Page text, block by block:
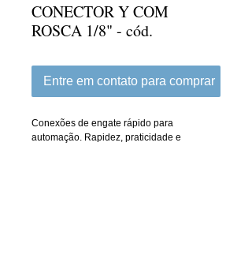
CONECTOR Y COM
ROSCA 1/8" - cód.
Entre em contato para comprar
Conexões de engate rápido para
automação. Rapidez, praticidade e